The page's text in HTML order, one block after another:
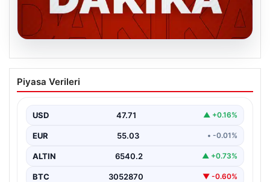
MGK’den 8 maddelik kritik bildiri: Dikkat
çeken ‘Terörsüz Bölge’ vurgusu
Piyasa Verileri
USD 47.71 ▲ +0.16%
EUR 55.03 • -0.01%
ALTIN 6540.2 ▲ +0.73%
BTC 3052870 ▼ -0.60%